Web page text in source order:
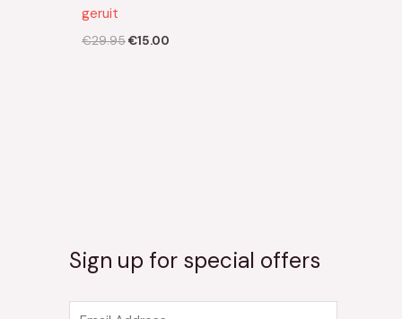
geruit
€29.95€15.00
Sign up for special offers